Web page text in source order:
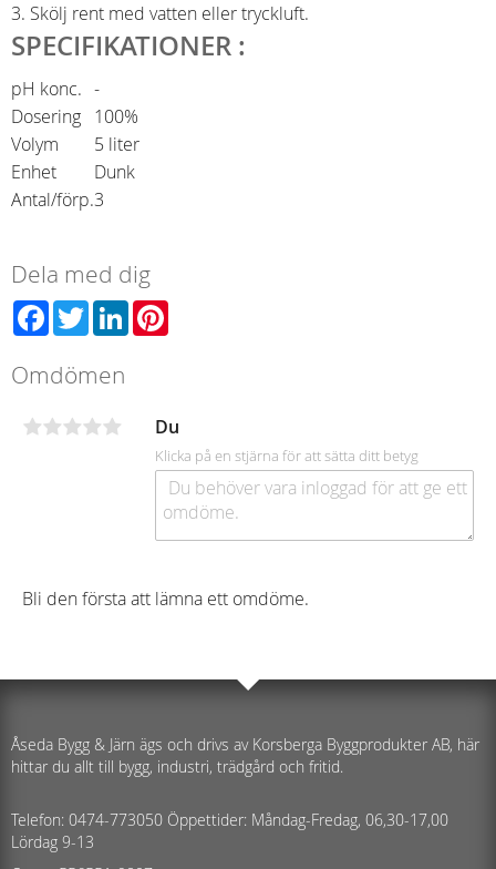
3. Skölj rent med vatten eller tryckluft.
SPECIFIKATIONER :
pH konc. -
Dosering 100%
Volym
5 liter
Enhet
Dunk
Antal/förp.3
Dela med dig
Facebook
TwitterLinkedIn
Omdömen
Du
Klicka på en stjärna för att sätta ditt betyg
Bli den första att lämna ett omdöme.
Åseda Bygg & Järn ägs och drivs av Korsberga Byggprodukter AB, här
hittar du allt till bygg, industri, trädgård och fritid.
Telefon: 0474-773050 Öppettider: Måndag-Fredag, 06,30-17,00
Lördag 9-13